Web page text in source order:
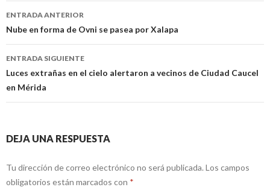
Navegación
de
entradas
ENTRADA ANTERIOR
Nube en forma de Ovni se pasea por Xalapa
ENTRADA SIGUIENTE
Luces extrañas en el cielo alertaron a vecinos de Ciudad Caucel
en Mérida
DEJA UNA RESPUESTA
Tu dirección de correo electrónico no será publicada. Los campos
obligatorios están marcados con *